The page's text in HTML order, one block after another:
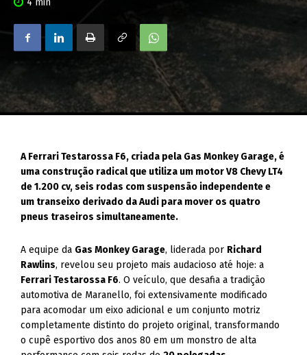
4 min
A Ferrari Testarossa F6, criada pela Gas Monkey Garage, é
uma construção radical que utiliza um motor V8 Chevy LT4
de 1.200 cv, seis rodas com suspensão independente e
um transeixo derivado da Audi para mover os quatro
pneus traseiros simultaneamente.
A equipe da Gas Monkey Garage, liderada por Richard
Rawlins, revelou seu projeto mais audacioso até hoje: a
Ferrari Testarossa F6. O veículo, que desafia a tradição
automotiva de Maranello, foi extensivamente modificado
para acomodar um eixo adicional e um conjunto motriz
completamente distinto do projeto original, transformando
o cupê esportivo dos anos 80 em um monstro de alta